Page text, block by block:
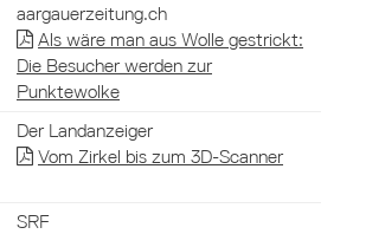
aargauerzeitung.ch
Als wäre man aus Wolle gestrickt:
Die Besucher werden zur
Punktewolke
Der Landanzeiger
Vom Zirkel bis zum 3D-Scanner
SRF